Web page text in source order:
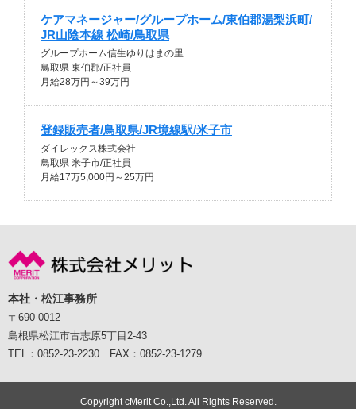
ケアマネージャー/グループホーム/東伯郡湯梨浜町/
JR山陰本線 松崎/鳥取県
グループホーム信生ゆりはまの里
鳥取県 東伯郡/正社員
月給28万円～39万円
登録販売者/鳥取県/JR境線駅/米子市
ダイレックス株式会社
鳥取県 米子市/正社員
月給17万5,000円～25万円
本社・松江事務所
〒690-0012
島根県松江市古志原5丁目2-43
TEL：0852-23-2230 FAX：0852-23-1279
Copyright cMerit Co.,Ltd. All Rights Reserved.